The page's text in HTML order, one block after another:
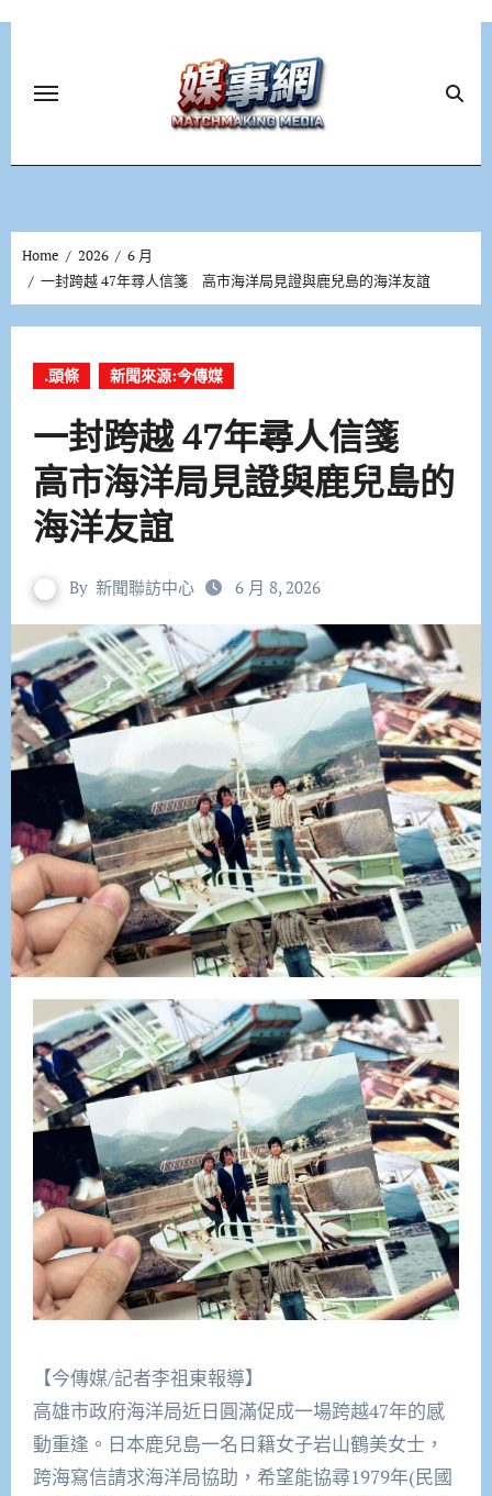
Home 2026
6 月
一封跨越 47年尋人信箋 高市海洋局見證與鹿兒島的海洋友誼
.頭條 新聞來源:今傳媒
一封跨越 47年尋人信箋
高市海洋局見證與鹿兒島的
海洋友誼
By 新聞聯訪中心 6 月 8, 2026
【今傳媒/記者李祖東報導】
高雄市政府海洋局近日圓滿促成一場跨越47年的感
動重逢。日本鹿兒島一名日籍女子岩山鶴美女士，
跨海寫信請求海洋局協助，希望能協尋1979年(民國